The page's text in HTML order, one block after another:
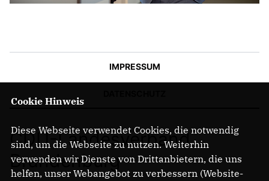
IMPRESSUM
CDU-Landesverband
Brandenburg
Cookie Hinweis
Diese Webseite verwendet Cookies, die notwendig
sind, um die Webseite zu nutzen. Weiterhin
verwenden wir Dienste von Drittanbietern, die uns
helfen, unser Webangebot zu verbessern (Website-